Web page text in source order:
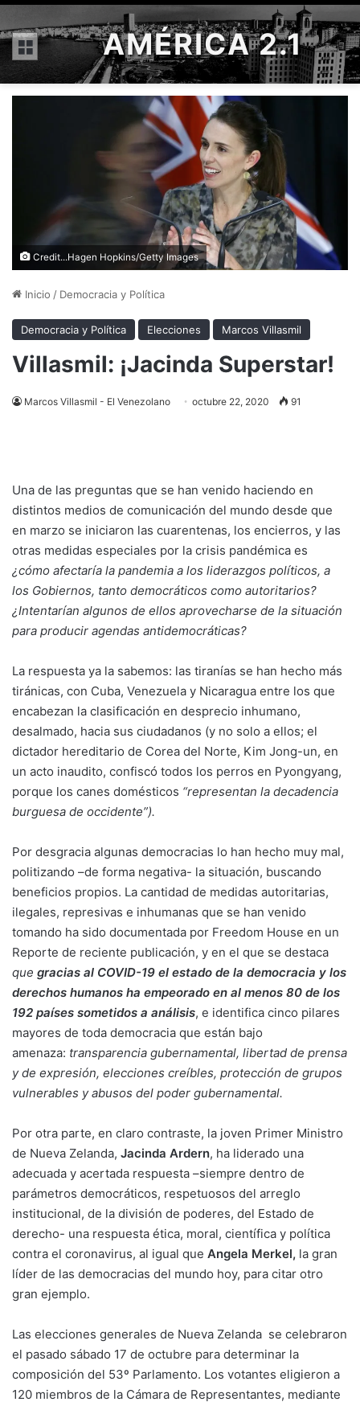
Menú AMÉRICA 2.1
Credit...Hagen Hopkins/Getty Images
Inicio / Democracia y Política
Democracia y Política Elecciones Marcos Villasmil
Villasmil: ¡Jacinda Superstar!
Marcos Villasmil - El Venezolano octubre 22, 2020 91
Una de las preguntas que se han venido haciendo en
distintos medios de comunicación del mundo desde que
en marzo se iniciaron las cuarentenas, los encierros, y las
otras medidas especiales por la crisis pandémica es
¿cómo afectaría la pandemia a los liderazgos políticos, a
los Gobiernos, tanto democráticos como autoritarios?
¿Intentarían algunos de ellos aprovecharse de la situación
para producir agendas antidemocráticas?
La respuesta ya la sabemos: las tiranías se han hecho más
tiránicas, con Cuba, Venezuela y Nicaragua entre los que
encabezan la clasificación en desprecio inhumano,
desalmado, hacia sus ciudadanos (y no solo a ellos; el
dictador hereditario de Corea del Norte, Kim Jong-un, en
un acto inaudito, confiscó todos los perros en Pyongyang,
porque los canes domésticos “representan la decadencia
burguesa de occidente”).
Por desgracia algunas democracias lo han hecho muy mal,
politizando –de forma negativa- la situación, buscando
beneficios propios. La cantidad de medidas autoritarias,
ilegales, represivas e inhumanas que se han venido
tomando ha sido documentada por Freedom House en un
Reporte de reciente publicación, y en el que se destaca
que gracias al COVID-19 el estado de la democracia y los
derechos humanos ha empeorado en al menos 80 de los
192 países sometidos a análisis, e identifica cinco pilares
mayores de toda democracia que están bajo
amenaza: transparencia gubernamental, libertad de prensa
y de expresión, elecciones creíbles, protección de grupos
vulnerables y abusos del poder gubernamental.
Por otra parte, en claro contraste, la joven Primer Ministro
de Nueva Zelanda, Jacinda Ardern, ha liderado una
adecuada y acertada respuesta –siempre dentro de
parámetros democráticos, respetuosos del arreglo
institucional, de la división de poderes, del Estado de
derecho- una respuesta ética, moral, científica y política
contra el coronavirus, al igual que Angela Merkel, la gran
líder de las democracias del mundo hoy, para citar otro
gran ejemplo.
Las elecciones generales de Nueva Zelanda se celebraron
el pasado sábado 17 de octubre para determinar la
composición del 53º Parlamento. Los votantes eligieron a
120 miembros de la Cámara de Representantes, mediante